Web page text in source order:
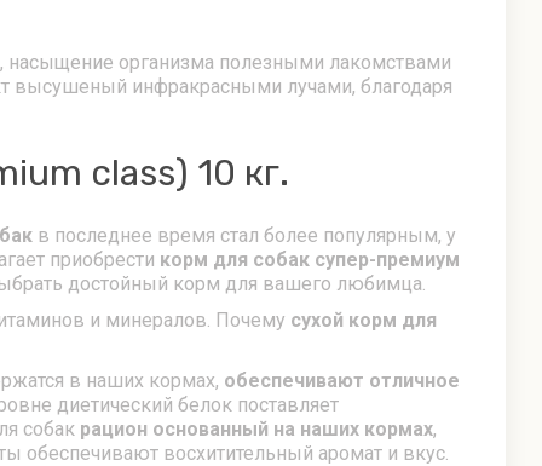
насыщение организма полезными лакомствами
высушеный инфракрасными лучами, благодаря
class) 10 кг.
в последнее время стал более популярным, у
приобрести корм для собак супер-премиум
достойный корм для вашего любимца.
и минералов. Почему сухой корм для
в наших кормах, обеспечивают отличное
диетический белок поставляет
собак рацион основанный на наших кормах,
обеспечивают восхитительный аромат и вкус.